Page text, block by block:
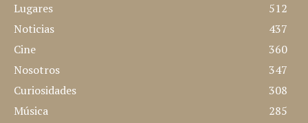
Lugares
512
Noticias
437
Cine
360
Nosotros
347
Curiosidades
308
Música
285